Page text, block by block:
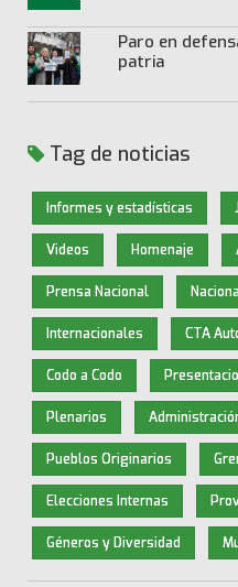
Paro en
patria
Tag de noticias
Informes y estadísticas
Videos Homenaje
Prensa Nacional
Internacionales CTA
Codo a Codo
Plenarios
Pueblos Originarios
Elecciones Internas
Géneros y Diversidad